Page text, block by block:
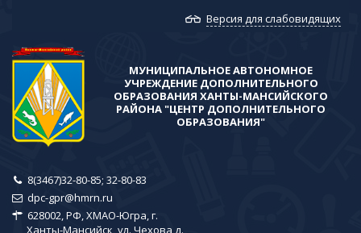
Версия для слабовидящих
МУНИЦИПАЛЬНОЕ АВТОНОМНОЕ
УЧРЕЖДЕНИЕ ДОПОЛНИТЕЛЬНОГО
ОБРАЗОВАНИЯ ХАНТЫ-МАНСИЙСКОГО
РАЙОНА​ "ЦЕНТР ДОПОЛНИТЕЛЬНОГО
ОБРАЗОВАНИЯ"
8(3467)32-80-85; ​32-80-83
dpc-gpr@hmrn.ru
628002, РФ, ХМАО-Югра, г.
Ханты-Мансийск, ул. Чехова д.